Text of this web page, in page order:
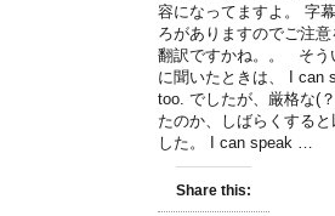
容になってますよ。 字
ろがありますのでご注
翻訳ですかね。。 そう
に聞いたときは、 I
too. でしたが、厳格な(
たのか、しばらくする
した。 I can speak …
Share this: